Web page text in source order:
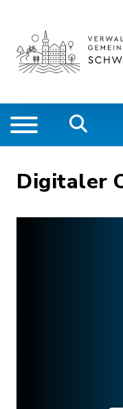
Digitaler